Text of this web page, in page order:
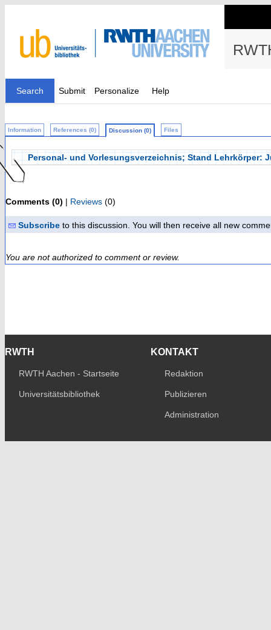
Search Submit Personalize Help
Information References (0) Discussion (0) Files
Personal- und Vorlesungsverzeichnis; Stand Lehrkörper:
Comments (0) | Reviews (0)
Subscribe to this discussion. You will then receive all new
You are not authorized to comment or review.
RWTH
RWTH Aachen - Startseite
Universitätsbibliothek
KONTAKT
Redaktion
Publizieren
Administration